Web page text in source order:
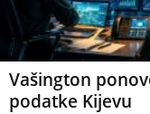
Vašington
podatke Kijevu